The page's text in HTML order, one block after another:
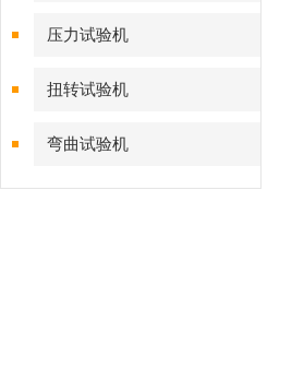
压力试验机
扭转试验机
弯曲试验机